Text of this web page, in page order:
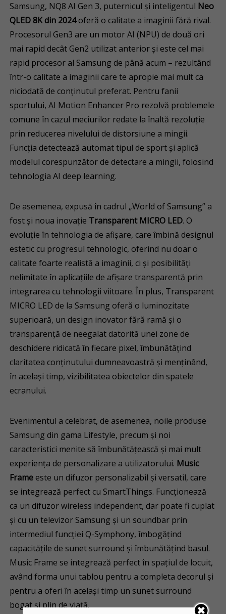
Samsung, NQ8 AI Gen 3, puternicul și inteligentul Neo
QLED 8K din 2024oferă o calitate a imaginii fără rival.
Procesorul Gen3 are un motor AI (NPU) de două ori
mai rapid decât Gen2 utilizat anterior și este cel mai
rapid procesor al Samsung de până acum – rezultând
într-o calitate a imaginii care te apropie mai mult ca
niciodată de conținutul preferat. Pentru fanii
sportului, AI Motion Enhancer Pro rezolvă problemele
comune în cazul meciurilor redate la înaltă rezoluție
prin reducerea nivelului de distorsiune a mingii.
Funcția detectează automat tipul de sport și aplică
modelul corespunzător de detectare a mingii, folosind
tehnologia AI deep learning.
De asemenea, expusă în cadrul „World of Samsung” a
fost și noua inovație Transparent MICRO LED. O
evoluție în tehnologia de afișare, care îmbină designul
estetic cu progresul tehnologic, oferind nu doar o
calitate foarte realistă a imaginii, ci și posibilități
nelimitate în aplicațiile de afișare transparentă prin
integrarea cu tehnologii viitoare. În plus, Transparent
MICRO LED de la Samsung oferă o luminozitate
superioară, un design inovator fără ramă și o
transparență de neegalat datorită unei zone de
deschidere ridicată în fiecare pixel, îmbunătățind
claritatea conținutului dumneavoastră și menținând,
în același timp, vizibilitatea obiectelor din spatele
ecranului.
Evenimentul a celebrat, de asemenea, noile produse
Samsung din gama Lifestyle, precum și noi
caracteristici menite să îmbunătățească și mai mult
experiența de personalizare a utilizatorului. Music
Frameeste un difuzor personalizabil și versatil, care
se integrează perfect cu SmartThings. Funcționează
ca un difuzor wireless independent, dar poate fi cuplat
și cu un televizor Samsung și un soundbar prin
intermediul funcției Q-Symphony, îmbogățind
capacitățile de sunet surround și îmbunătățind basul.
Music Frame se integrează perfect în spațiul de locuit,
având forma unui tablou pentru a completa decorul și
pentru a oferi în același timp un sunet surround
bogat și plin de viață.